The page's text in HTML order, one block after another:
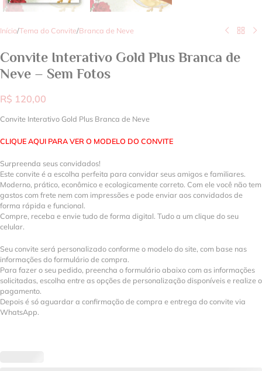
Início/Tema do Convite/Branca de Neve
Convite Interativo Gold Plus Branca de
Neve – Sem Fotos
R$ 120,00
Convite Interativo Gold Plus Branca de Neve
CLIQUE AQUI PARA VER O MODELO DO CONVITE
Surpreenda seus convidados!
Este convite é a escolha perfeita para convidar seus amigos e familiares.
Moderno, prático, econômico e ecologicamente correto. Com ele você não tem
gastos com frete nem com impressões e pode enviar aos convidados de
forma rápida e funcional.
Compre, receba e envie tudo de forma digital. Tudo a um clique do seu
celular.
Seu convite será personalizado conforme o modelo do site, com base nas
informações do formulário de compra.
Para fazer o seu pedido, preencha o formulário abaixo com as informações
solicitadas, escolha entre as opções de personalização disponíveis e realize o
pagamento.
Depois é só aguardar a confirmação de compra e entrega do convite via
WhatsApp.